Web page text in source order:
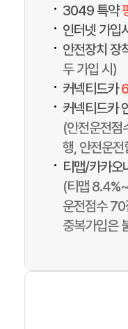
• 3049 특약
• 인터넷 가입
• 안전장치 장
두 가입 시)
• 커넥티드카
• 커넥티드카
(안전운전
행, 안전운
• 티맵/카카오
(티맵
운전점수
중복가입은